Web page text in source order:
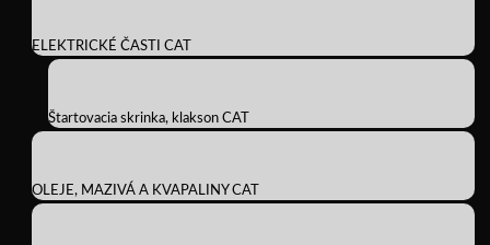
ELEKTRICKÉ ČASTI CAT
Štartovacia skrinka, klakson CAT
OLEJE, MAZIVÁ A KVAPALINY CAT